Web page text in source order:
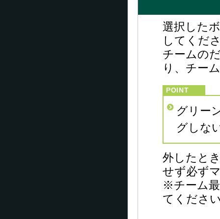
選択した
してくだ
チームの
り、チー
グリー
グしな
外したと
せず必ず
※チーム
てくださ